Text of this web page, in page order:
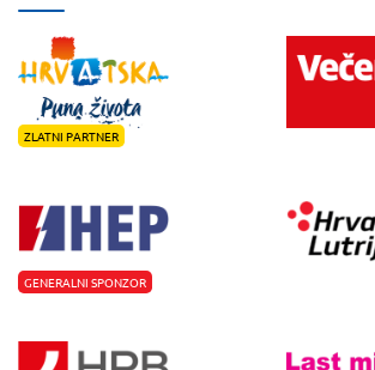
ZLATNI PARTNER
GENERALNI SPONZOR